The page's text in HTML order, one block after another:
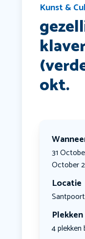
Kunst &
okt.
31
October
Locatie
Plekken
4 plekken